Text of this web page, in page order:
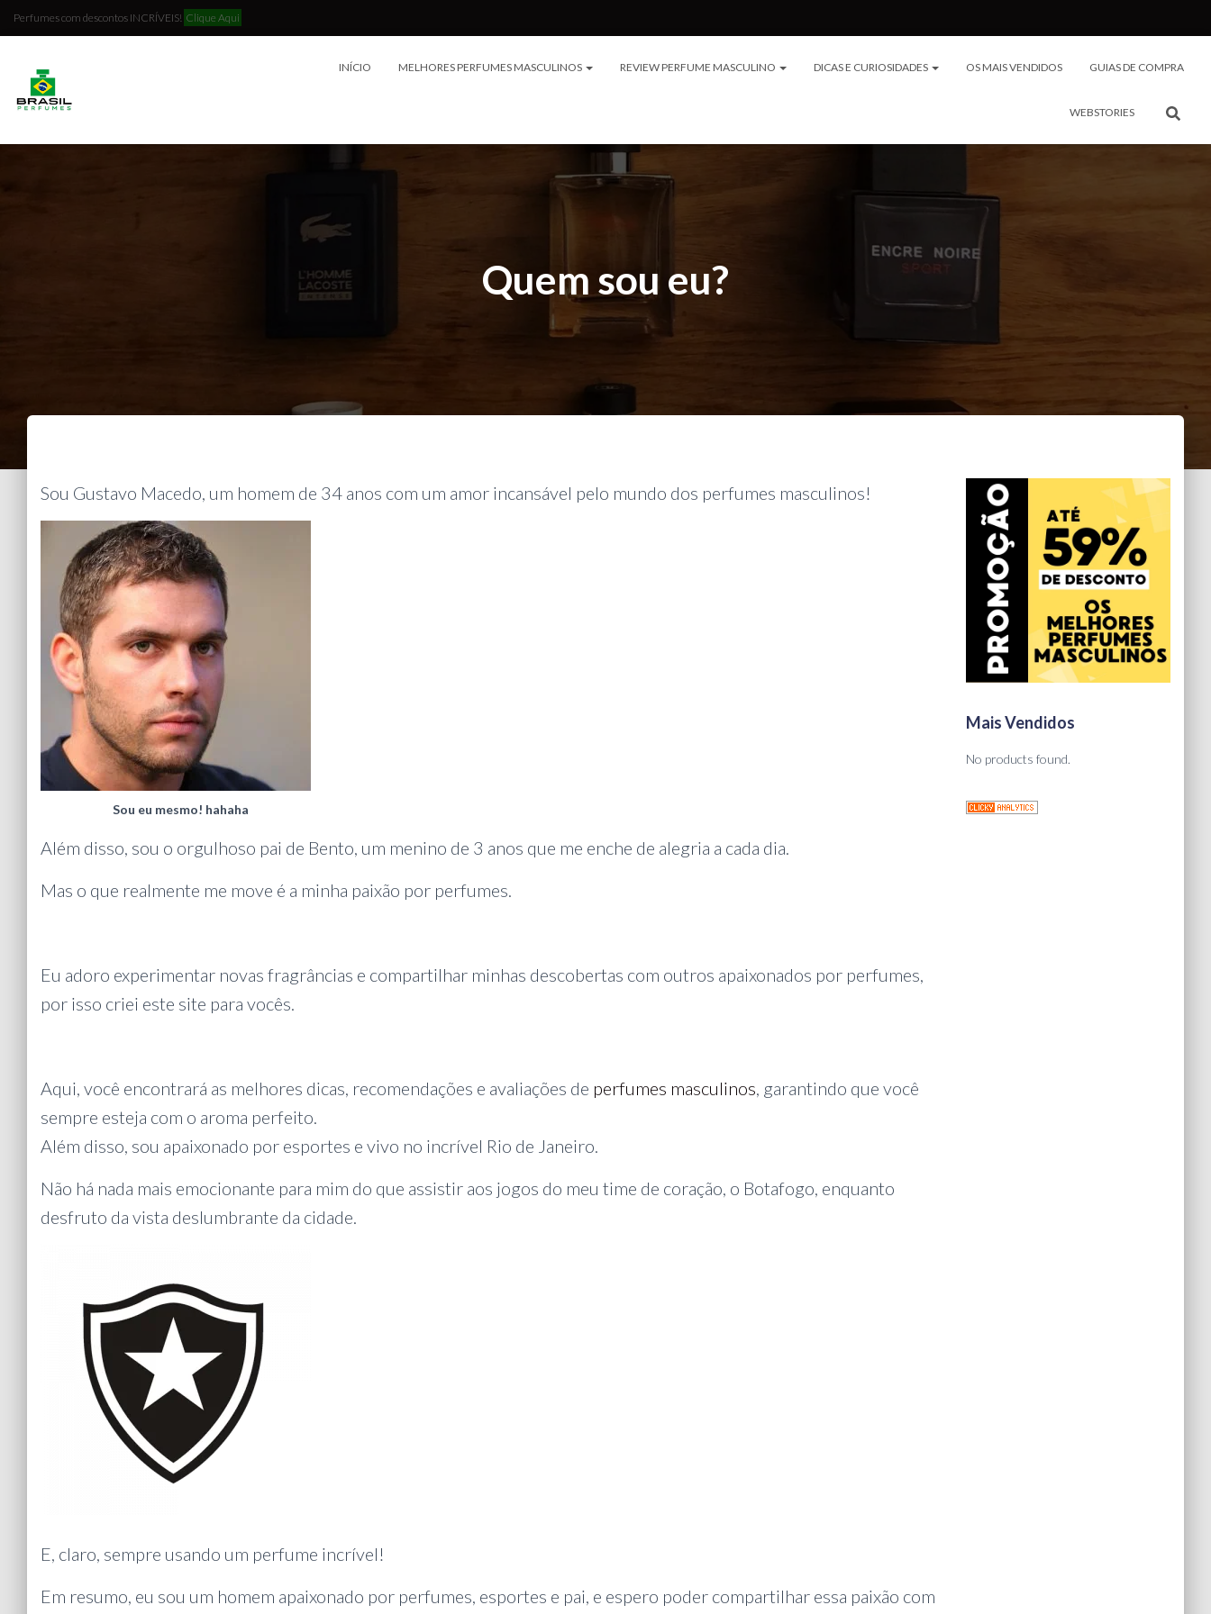
Perfumes com descontos INCRÍVEIS! Clique Aqui
INÍCIO MELHORES PERFUMES MASCULINOS REVIEW PERFUME MASCULINO DICAS E CURIOSIDADES OS MAIS VENDIDOS GUIAS DE COMPRA
WEBSTORIES
Quem sou eu?
Sou Gustavo Macedo, um homem de 34 anos com um amor incansável pelo mundo dos perfumes masculinos!
Sou eu mesmo! hahaha
Além disso, sou o orgulhoso pai de Bento, um menino de 3 anos que me enche de alegria a cada dia.
Mas o que realmente me move é a minha paixão por perfumes.
Eu adoro experimentar novas fragrâncias e compartilhar minhas descobertas com outros apaixonados por perfumes,
por isso criei este site para vocês.
Aqui, você encontrará as melhores dicas, recomendações e avaliações de perfumes masculinos, garantindo que você
sempre esteja com o aroma perfeito.
Além disso, sou apaixonado por esportes e vivo no incrível Rio de Janeiro.
Não há nada mais emocionante para mim do que assistir aos jogos do meu time de coração, o Botafogo, enquanto
desfruto da vista deslumbrante da cidade.
E, claro, sempre usando um perfume incrível!
Em resumo, eu sou um homem apaixonado por perfumes, esportes e pai, e espero poder compartilhar essa paixão com
Mais Vendidos
No products found.